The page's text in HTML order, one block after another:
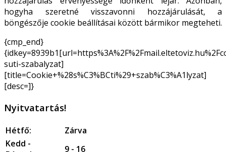
hogyha szeretné visszavonni hozzájárulását, a
böngészője cookie beállításai között bármikor megteheti.
{cmp_end}
suti-szabalyzat]
[title=Cookie+%28s%C3%BCti%29+szab%C3%A1lyzat]
[desc=]}
Nyitvatartás!
Hétfő:
Zárva
Kedd -
9 - 16